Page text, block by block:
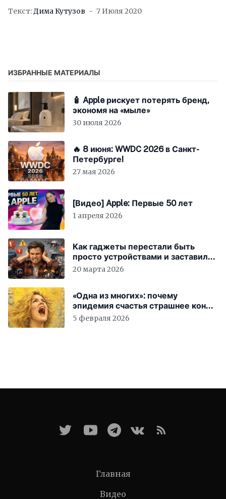
слежки за своими гражданами, но и в
Текст:Дима Кутузов 7 Июля 2020
ИЗБРАННЫЕ МАТЕРИАЛЫ
🧴 Apple рискует потерять бренд,
экономя на «мыле»
30 июля 2026
🔥 8 июня: WWDC 2026 в Санкт-
Петербурге!
27 мая 2026
[Видео] Apple: Первые 50 лет
1 апреля 2026
Как гаджеты перестали быть
просто устройствами и заставили
вас бесплатно работать
20 марта 2026
«Одна из многих»: почему
эпидемия счастья страшнее конца
света
5 февраля 2026
Главная
Видео